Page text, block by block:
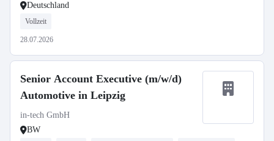
Deutschland
Vollzeit
28.07.2026
Senior Account Executive (m/w/d)
Automotive in Leipzig
in-tech GmbH
BW